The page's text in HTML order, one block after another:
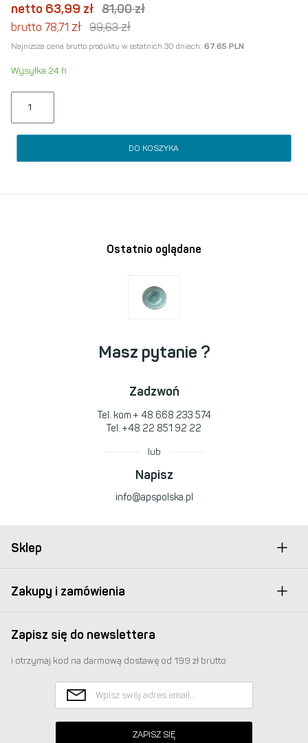
netto 63,99 zł 81,00zł
brutto 78,71 zł 99,63zł
Najniższa cena brutto produktu w ostatnich 30 dniach: 67.65 PLN
Wysyłka 24 h
DO KOSZYKA
Ostatnio oglądane
Masz pytanie ?
Zadzwoń
Tel. kom + 48 668 233 574
Tel. +48 22 851 92 22
lub
Napisz
info@apspolska.pl
Sklep
Zakupy i zamówienia
Zapisz się do newslettera
i otrzymaj kod na darmową dostawę od 199 zł brutto
ZAPISZ SIĘ